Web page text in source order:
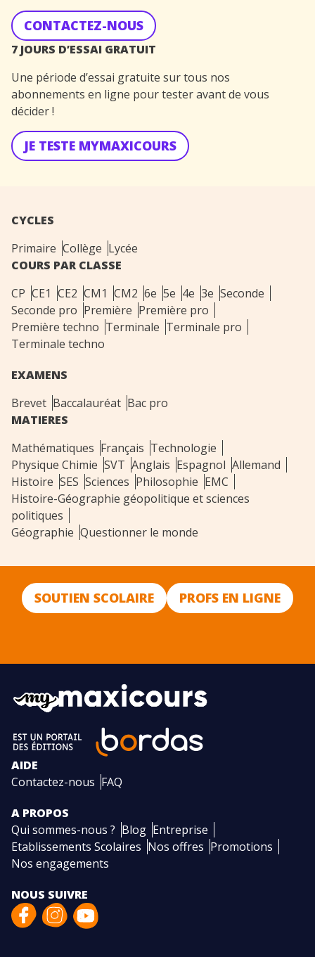
CONTACTEZ-NOUS
7 JOURS D’ESSAI GRATUIT
Une période d’essai gratuite sur tous nos
abonnements en ligne pour tester avant de vous
décider !
JE TESTE MYMAXICOURS
CYCLES
Primaire Collège Lycée
COURS PAR CLASSE
CP CE1 CE2 CM1 CM2 6e 5e 4e 3e Seconde
Seconde pro Première Première pro
Première techno Terminale Terminale pro
Terminale techno
EXAMENS
Brevet Baccalauréat Bac pro
MATIERES
Mathématiques Français Technologie
Physique Chimie SVT Anglais Espagnol Allemand
Histoire SES Sciences Philosophie EMC
Histoire-Géographie géopolitique et sciences
politiques
Géographie Questionner le monde
SOUTIEN SCOLAIRE PROFS EN LIGNE
AIDE
Contactez-nous FAQ
A PROPOS
Qui sommes-nous ? Blog Entreprise
Etablissements Scolaires Nos offres Promotions
Nos engagements
NOUS SUIVRE